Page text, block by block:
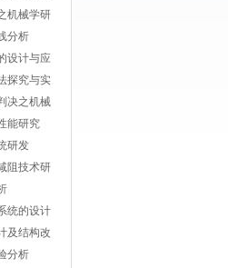
机械学研
分析
设计与应
探究与实
决之机械
能研究
研发
阻技术研
统的设计
及结构改
分析